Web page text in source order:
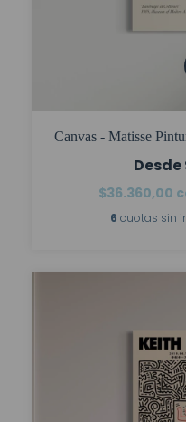
Canvas - Matisse
$36.360,00
6 cuotas sin